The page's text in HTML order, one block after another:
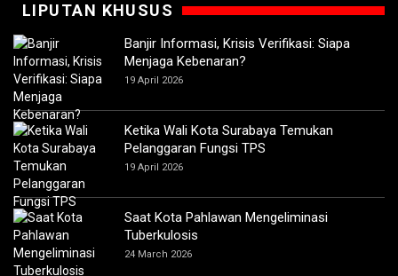
LIPUTAN KHUSUS
Banjir Informasi, Krisis Verifikasi: Siapa
Menjaga Kebenaran?
19 April 2026
Ketika Wali Kota Surabaya Temukan
Pelanggaran Fungsi TPS
19 April 2026
Saat Kota Pahlawan Mengeliminasi
Tuberkulosis
24 March 2026